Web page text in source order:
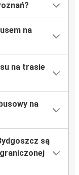
na
na trasie
na
są